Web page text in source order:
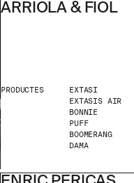
ARRIOLA & FIOL
PRODUCTES
EXTASI
EXTASIS AIR
BONNIE
PUFF
BOOMERANG
DAMA